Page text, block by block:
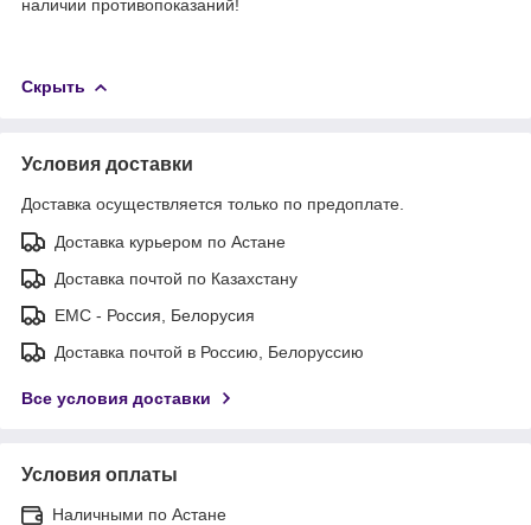
наличии противопоказаний!
Скрыть
Условия доставки
Доставка осуществляется только по предоплате.
Доставка курьером по Астане
Доставка почтой по Казахстану
ЕМС - Россия, Белорусия
Доставка почтой в Россию, Белоруссию
Все условия доставки
Условия оплаты
Наличными по Астане